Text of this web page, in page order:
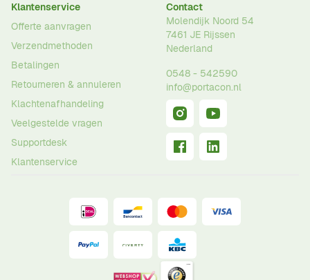
Klantenservice
Offerte aanvragen
Verzendmethoden
Betalingen
Retourneren & annuleren
Klachtenafhandeling
Veelgestelde vragen
Supportdesk
Klantenservice
Contact
Molendijk Noord 54
7461 JE Rijssen
Nederland
0548 - 542590
info@portacon.nl